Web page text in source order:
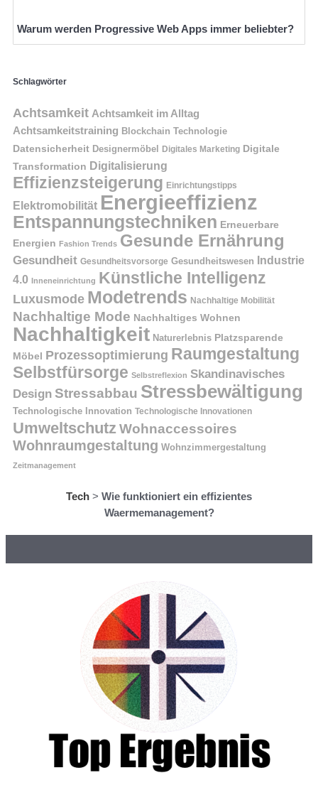
Warum werden Progressive Web Apps immer beliebter?
Schlagwörter
Achtsamkeit Achtsamkeit im Alltag
Achtsamkeitstraining Blockchain Technologie
Datensicherheit Designermöbel Digitales Marketing Digitale
Transformation Digitalisierung
Effizienzsteigerung Einrichtungstipps
Elektromobilität Energieeffizienz
Entspannungstechniken Erneuerbare
Energien Fashion Trends Gesunde Ernährung
Gesundheit Gesundheitsvorsorge Gesundheitswesen Industrie
4.0 Inneneinrichtung Künstliche Intelligenz
Luxusmode Modetrends Nachhaltige Mobilität
Nachhaltige Mode Nachhaltiges Wohnen
Nachhaltigkeit Naturerlebnis Platzsparende
Möbel
Prozessoptimierung Raumgestaltung
Selbstfürsorge Selbstreflexion Skandinavisches
Design Stressabbau Stressbewältigung
Technologische Innovation Technologische Innovationen
Umweltschutz Wohnaccessoires
Wohnraumgestaltung Wohnzimmergestaltung
Zeitmanagement
Tech > Wie funktioniert ein effizientes
Waermemanagement?